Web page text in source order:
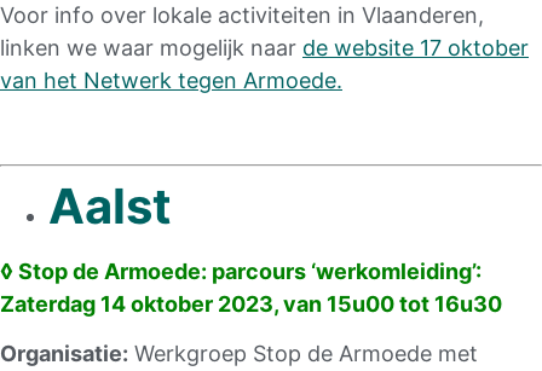
Voor info over lokale activiteiten in Vlaanderen,
linken we waar mogelijk naar de website 17 oktober
van het Netwerk tegen Armoede.
Aalst
◊ Stop de Armoede: parcours ‘werkomleiding’:
Zaterdag 14 oktober 2023, van 15u00 tot 16u30
Organisatie: Werkgroep Stop de Armoede met